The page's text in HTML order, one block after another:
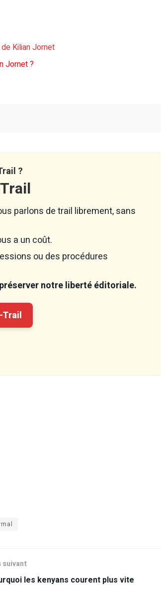
Kilian Jornet
Jornet ?
?
parlons de trail librement, sans
a un coût.
ou des procédures
notre liberté éditoriale.
suivant
les kenyans courent plus vite